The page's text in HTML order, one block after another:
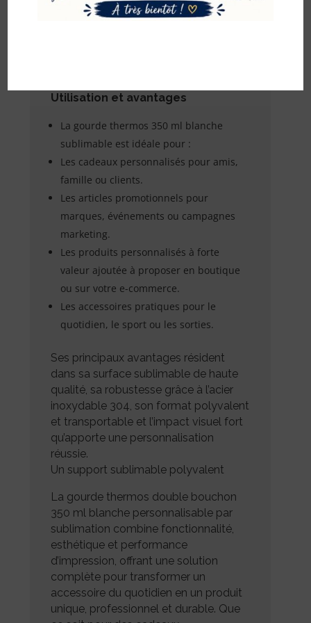
précisément le temps, la température
et la pression selon votre matériel, vos
Utilisation et avantages
La gourde thermos 350 ml blanche
sublimable est idéale pour :
Les cadeaux personnalisés pour amis,
famille ou clients.
Les articles promotionnels pour
marques, événements ou campagnes
marketing.
Les produits personnalisés à forte
valeur ajoutée à proposer en boutique
ou sur votre e-commerce.
Les accessoires pratiques pour le
quotidien, le sport ou les sorties.
Ses principaux avantages résident
dans sa surface sublimable de haute
qualité, sa robustesse grâce à l’acier
inoxydable 304, son format polyvalent
et transportable et l’impact visuel fort
qu’apporte une personnalisation
réussie.
Un support sublimable polyvalent
La gourde thermos double bouchon
350 ml blanche personnalisable par
sublimation combine fonctionnalité,
esthétique et performance
d’impression, offrant une solution
complète pour transformer un
accessoire du quotidien en un produit
unique, professionnel et durable. Que